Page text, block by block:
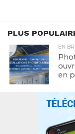
PLUS
EN
en